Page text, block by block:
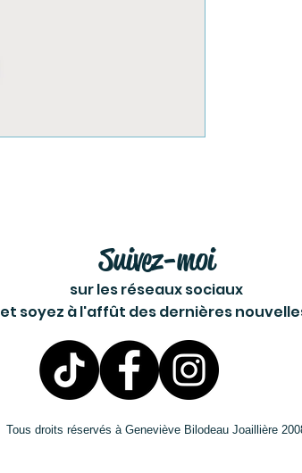
Suivez-moi
sur les réseaux sociaux
et soyez à l'affût des dernières
Tous droits réservés à Geneviève Bilodeau Joaillière